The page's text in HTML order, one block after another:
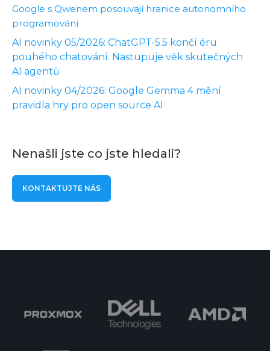
Google s Qwenem posouvají hranice autonomního
programování
AI novinky 05/2026: ChatGPT-5.5 končí éru
pouhého chatování. Nastupuje věk skutečných
AI agentů
AI novinky 04/2026: Google Gemma 4 mění
pravidla hry pro open source AI
Nenašli jste co jste hledali?
KONTAKTUJTE NÁS